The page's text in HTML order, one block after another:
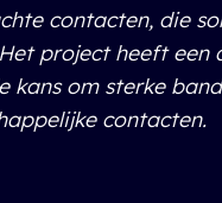
contacten, die
project heeft een
kans om sterke
contacten.